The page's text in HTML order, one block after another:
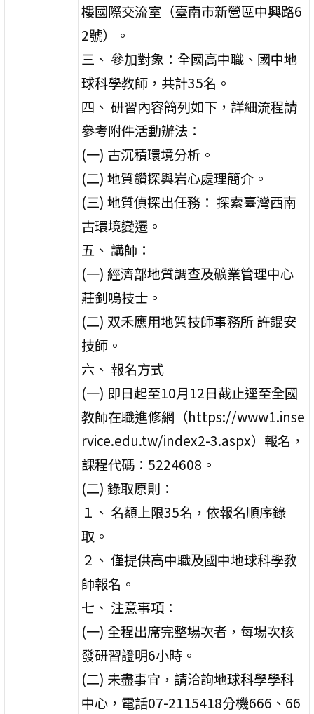
樓國際交流室（臺南市新營區中興路6
2號）。
三、 參加對象：全國高中職、國中地
球科學教師，共計35名。
四、 研習內容簡列如下，詳細流程請
參考附件活動辦法：
(一) 古沉積環境分析。
(二) 地質鑽探與岩心處理簡介。
(三) 地質偵探出任務： 探索臺灣西南
古環境變遷。
五、 講師：
(一) 經濟部地質調查及礦業管理中心
莊釗鳴技士。
(二) 双禾應用地質技師事務所 許錕安
技師。
六、 報名方式
(一) 即日起至10月12日截止逕至全國
教師在職進修網（https://www1.inse
rvice.edu.tw/index2-3.aspx）報名，
課程代碼：5224608。
(二) 錄取原則：
１、 名額上限35名，依報名順序錄
取。
２、 僅提供高中職及國中地球科學教
師報名。
七、 注意事項：
(一) 全程出席完整場次者，每場次核
發研習證明6小時。
(二) 未盡事宜，請洽詢地球科學學科
中心，電話07-2115418分機666、66